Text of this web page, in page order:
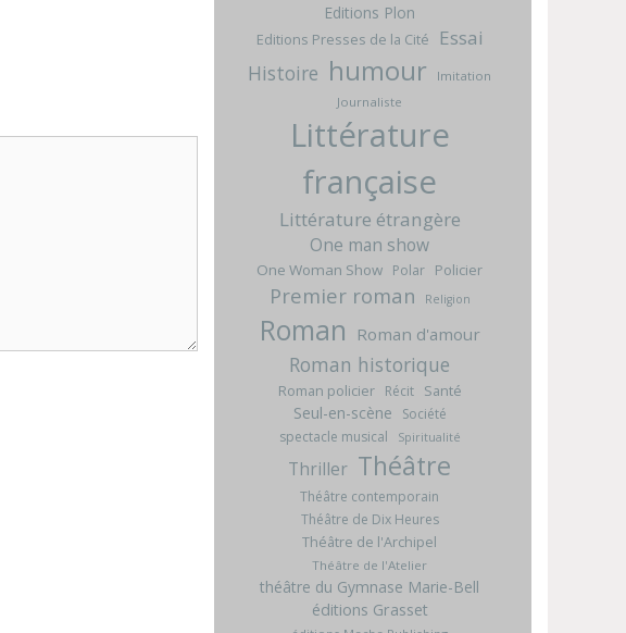
Editions Plon
Editions Presses de la Cité Essai
Histoire humour
Imitation
Journaliste
Littérature
française
Littérature étrangère
One man show
One Woman Show Polar Policier
Premier roman Religion
Roman Roman d'amour
Roman historique
Roman policier Récit Santé
Seul-en-scène
Société
spectacle musical
Spiritualité
Thriller Théâtre
Théâtre contemporain
Théâtre de Dix Heures
Théâtre de l'Archipel
Théâtre de l'Atelier
théâtre du Gymnase Marie-Bell
éditions Grasset